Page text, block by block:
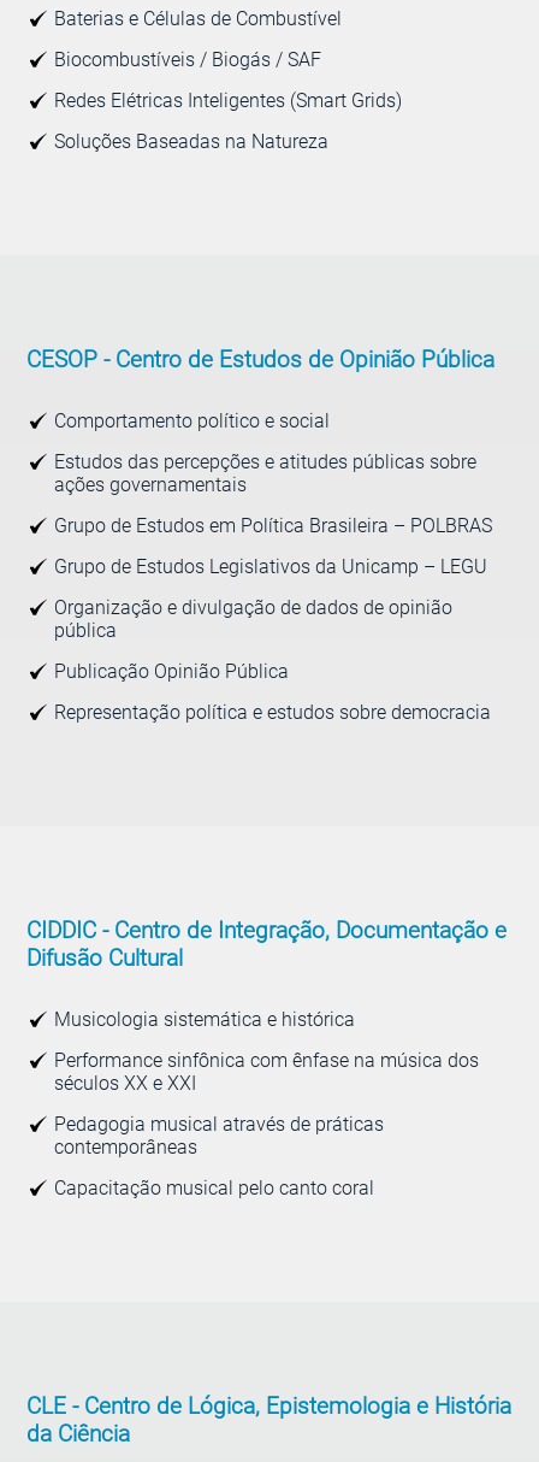
Baterias e Células de Combustível
Biocombustíveis / Biogás / SAF
Redes Elétricas Inteligentes (Smart Grids)
Soluções Baseadas na Natureza
CESOP -Centro de Estudos de Opinião Pública
Comportamento político e social
Estudos das percepções e atitudes públicas sobre
ações governamentais
Grupo de Estudos em Política Brasileira – POLBRAS
Grupo de Estudos Legislativos da Unicamp – LEGU
Organização e divulgação de dados de opinião
pública
Publicação Opinião Pública
Representação política e estudos sobre democracia
CIDDIC -Centro de Integração, Documentação e
Difusão Cultural
Musicologia sistemática e histórica
Performance sinfônica com ênfase na música dos
séculos XX e XXI
Pedagogia musical através de práticas
contemporâneas
Capacitação musical pelo canto coral
CLE -Centro de Lógica, Epistemologia e História
da Ciência